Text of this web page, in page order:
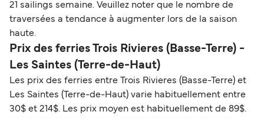
21 sailings semaine. Veuillez noter que le nombre de
traversées a tendance à augmenter lors de la saison
haute.
Prix des ferries Trois Rivieres (Basse-Terre) -
Les Saintes (Terre-de-Haut)
Les prix des ferries entre Trois Rivieres (Basse-Terre) et
Les Saintes (Terre-de-Haut) varie habituellement entre
30$ et 214$. Les prix moyen est habituellement de 89$.